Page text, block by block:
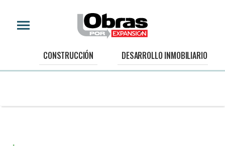
CONSTRUCCIÓN DESARROLLO INMOBILIARIO